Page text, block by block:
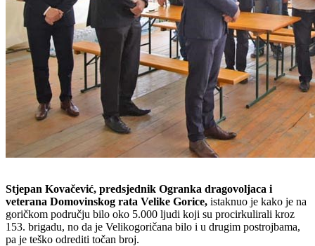
Stjepan Kovačević, predsjednik Ogranka dragovoljaca i
veterana Domovinskog rata Velike Gorice, istaknuo je kako je na
goričkom području bilo oko 5.000 ljudi koji su procirkulirali kroz
153. brigadu, no da je Velikogoričana bilo i u drugim postrojbama,
pa je teško odrediti točan broj.